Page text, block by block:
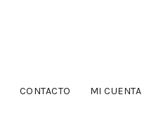
CONTACTO MI CUENTA